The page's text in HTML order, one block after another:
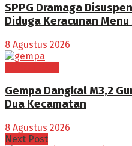
SPPG Dramaga
Diduga Keracunan Menu
8 Agustus 2026
Gempa Dangkal M3,2
Dua Kecamatan
8 Agustus 2026
Next Post